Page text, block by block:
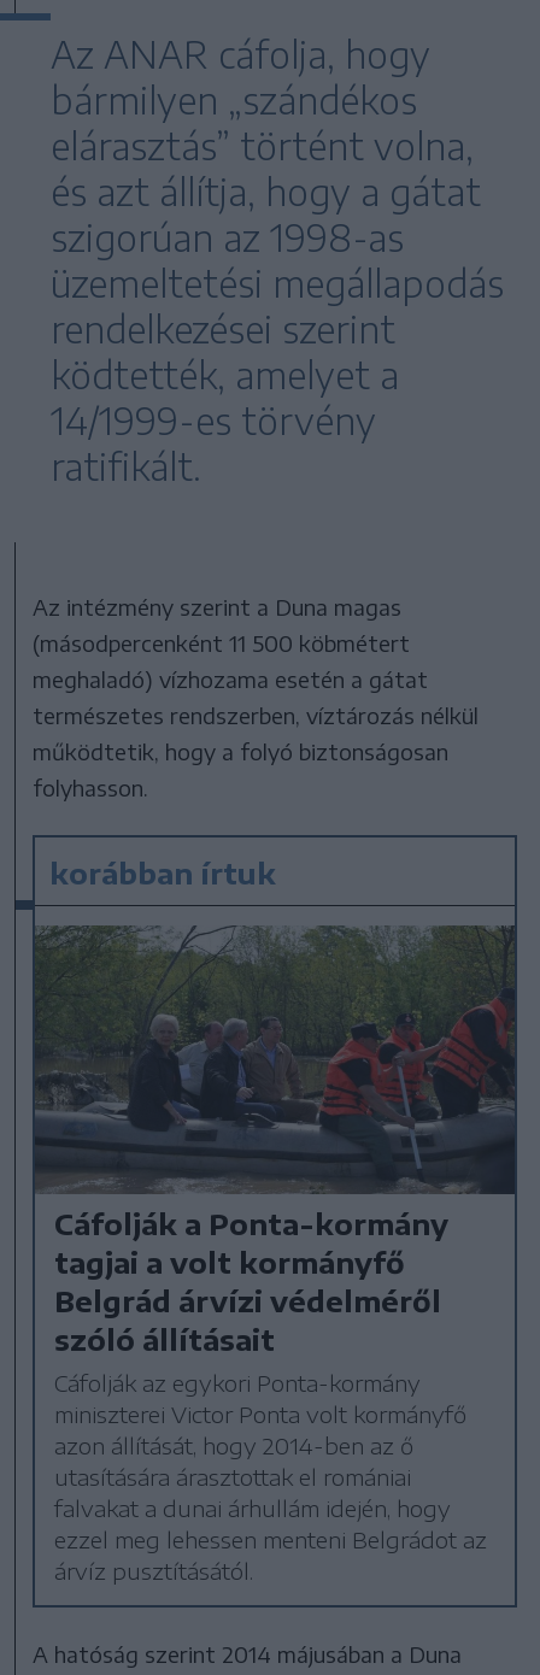
Az ANAR cáfolja, hogy
bármilyen „szándékos
elárasztás” történt volna,
és azt állítja, hogy a gátat
szigorúan az 1998-as
üzemeltetési megállapodás
rendelkezései szerint
ködtették, amelyet a
14/1999-es törvény
ratifikált.
Az intézmény szerint a Duna magas
(másodpercenként 11 500 köbmétert
meghaladó) vízhozama esetén a gátat
természetes rendszerben, víztározás nélkül
működtetik, hogy a folyó biztonságosan
folyhasson.
korábban írtuk
Cáfolják a Ponta-kormány
tagjai a volt kormányfő
Belgrád árvízi védelméről
szóló állításait
Cáfolják az egykori Ponta-kormány
miniszterei Victor Ponta volt kormányfő
azon állítását, hogy 2014-ben az ő
utasítására árasztottak el romániai
falvakat a dunai árhullám idején, hogy
ezzel meg lehessen menteni Belgrádot az
árvíz pusztításától.
A hatóság szerint 2014 májusában a Duna